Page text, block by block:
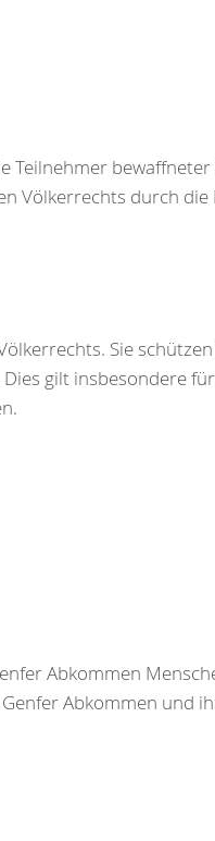
Teilnehmer
Völkerrechts durch
Sie
gilt insbesondere
Abkommen
Abkommen und